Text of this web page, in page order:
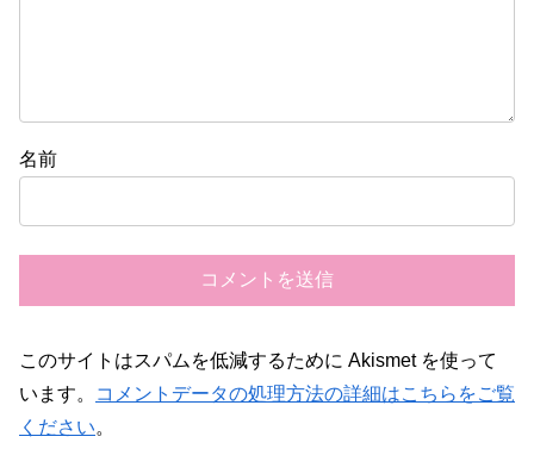
名前
このサイトはスパムを低減するために Akismet を使って
います。
コメントデータの処理方法の詳細はこちらをご覧
ください。